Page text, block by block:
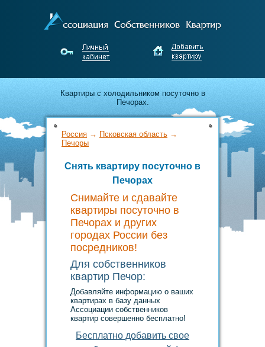
Квартиры с холодильником посуточно в
Печорах.
Лучшие предложения по аренде от
Недорого снимайте и выгодно сдавайте жильё
без посредников!
Россия → Псковская область →
Печоры
Снять квартиру посуточно в
Печорах
Снимайте и сдавайте
квартиры посуточно в
Печорах и других
городах России без
посредников!
Для собственников
квартир Печор:
Добавляйте информацию о ваших
квартирах в базу данных
Ассоциации собственников
квартир совершенно бесплатно!